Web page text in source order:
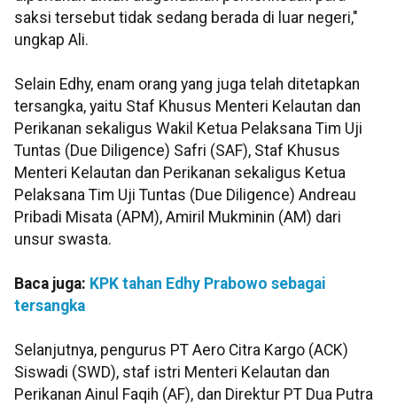
saksi tersebut tidak sedang berada di luar negeri,"
ungkap Ali.
Selain Edhy, enam orang yang juga telah ditetapkan
tersangka, yaitu Staf Khusus Menteri Kelautan dan
Perikanan sekaligus Wakil Ketua Pelaksana Tim Uji
Tuntas (Due Diligence) Safri (SAF), Staf Khusus
Menteri Kelautan dan Perikanan sekaligus Ketua
Pelaksana Tim Uji Tuntas (Due Diligence) Andreau
Pribadi Misata (APM), Amiril Mukminin (AM) dari
unsur swasta.
Baca juga: KPK tahan Edhy Prabowo sebagai
tersangka
Selanjutnya, pengurus PT Aero Citra Kargo (ACK)
Siswadi (SWD), staf istri Menteri Kelautan dan
Perikanan Ainul Faqih (AF), dan Direktur PT Dua Putra